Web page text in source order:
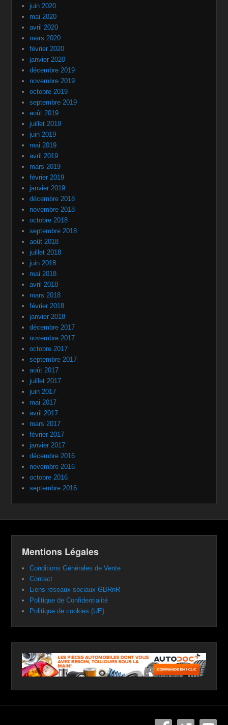
juin 2020
mai 2020
avril 2020
mars 2020
février 2020
janvier 2020
décembre 2019
novembre 2019
octobre 2019
septembre 2019
août 2019
juillet 2019
juin 2019
mai 2019
avril 2019
mars 2019
février 2019
janvier 2019
décembre 2018
novembre 2018
octobre 2018
septembre 2018
août 2018
juillet 2018
juin 2018
mai 2018
avril 2018
mars 2018
février 2018
janvier 2018
décembre 2017
novembre 2017
octobre 2017
septembre 2017
août 2017
juillet 2017
juin 2017
mai 2017
avril 2017
mars 2017
février 2017
janvier 2017
décembre 2016
novembre 2016
octobre 2016
septembre 2016
Mentions Légales
Conditions Générales de Vente
Contact
Liens réseaux sociaux GBRnR
Politique de Confidentialité
Politique de cookies (UE)